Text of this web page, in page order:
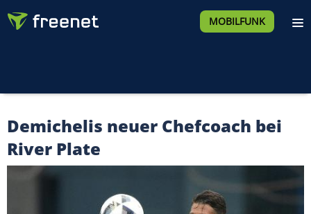
MOBILFUNK
Demichelis neuer Chefcoach bei
River Plate